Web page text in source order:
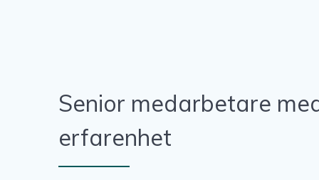
Senior medarbetare
erfarenhet